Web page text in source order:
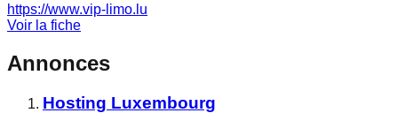
https://www.vip-limo.lu
Voir la fiche
Annonces
Hosting Luxembourg